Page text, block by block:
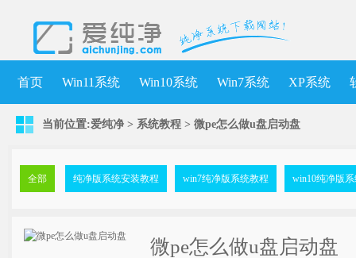
首页 Win11系统 Win10系统 Win7系统 XP系统
当前位置:爱纯净 > 系统教程 > 微pe怎么做u盘启动盘
全部 纯净版系统安装教程 win7纯净版系统教程 win10纯净版
微pe怎么做u盘启动盘